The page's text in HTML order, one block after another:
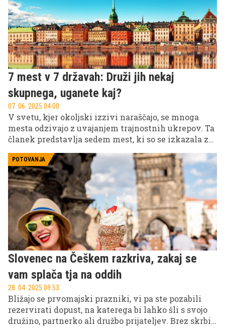
7 mest v 7 državah: Druži jih nekaj
skupnega, uganete kaj?
07. 06. 2025 04.00
V svetu, kjer okoljski izzivi naraščajo, se mnoga
mesta odzivajo z uvajanjem trajnostnih ukrepov. Ta
članek predstavlja sedem mest, ki so se izkazala za
ustvarjajo boljšo prihodnost za vse.
POTOVANJA
Slovenec na Češkem razkriva, zakaj se
vam splača tja na oddih
28. 04. 2025 09.53
Bližajo se prvomajski prazniki, vi pa ste pozabili
rezervirati dopust, na katerega bi lahko šli s svojo
družino, partnerko ali družbo prijateljev. Brez skrbi -